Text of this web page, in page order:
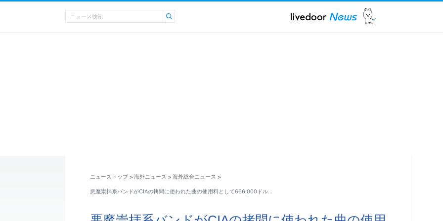
ニューストップ > 海外ニュース > 海外総合ニュース >
悪魔崇拝系バンドがCIAの拷問に使われた曲の使用料として666,000ドル…